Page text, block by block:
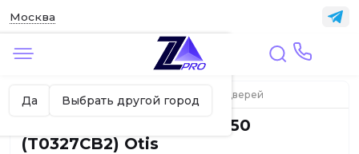
Москва
Москва ваш город?
Да Выбрать другой город
Главная ЛИФТЫ Элементы привода дверей
Кулачок привода ДК 9550
(T0327CB2) Otis